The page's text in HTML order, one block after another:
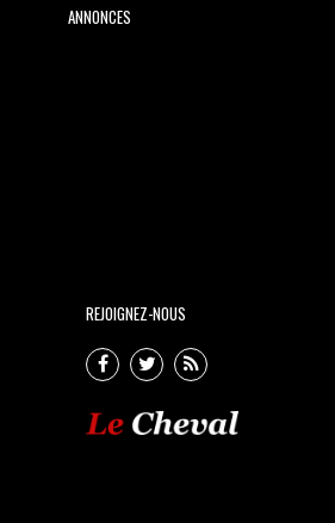
ANNONCES
REJOIGNEZ-NOUS